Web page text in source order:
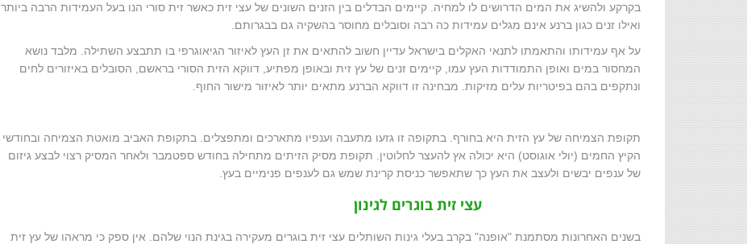
בקרקע ולהשיג את המים הדרושים לו למחיה. קיימים הבדלים בין הזנים השונים של עצי זית כאשר זית סורי הנו בעל העמידות הרבה ביותר
ואילו זנים כגון ברנע אינם מגלים עמידות כה רבה וסובלים מחוסר בהשקיה גם בבגרותם.
על אף עמידותו והתאמתו לתנאי האקלים בישראל עדיין חשוב להתאים את זן העץ לאיזור הגיאוגרפי בו תתבצע השתילה. מלבד נושא
המחסור במים ואופן התמודדות העץ עמו, קיימים זנים של עץ זית ובאופן מפתיע, דווקא הזית הסורי בראשם, הסובלים באיזורים לחים
ונתקפים בהם בפיטריות עלים מזיקות. מבחינה זו דווקא הברנע מתאים יותר לאיזור מישור החוף.
תקופת הצמיחה של עץ הזית היא בחורף. בתקופה זו גזעו מתעבה וענפיו מתארכים ומתפצלים. בתקופת האביב מואטת הצמיחה ובחודשי
הקיץ החמים (יולי אוגוסט) היא יכולה אץ להעצר לחלוטין. תקופת מסיק הזיתים מתחילה בחודש ספטמבר ולאחר המסיק רצוי לבצע גיזום
של ענפים יבשים ולעצב את העץ כך שתאפשר כניסת קרינת שמש גם לענפים פנימיים בעץ.
עצי זית בוגרים לגינון
בשנים האחרונות מסתמנת "אופנה" בקרב בעלי גינות השותלים עצי זית בוגרים מעקירה בגינת הנוי שלהם. אין ספק כי מראהו של עץ זית